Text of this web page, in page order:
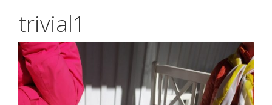
trivial1